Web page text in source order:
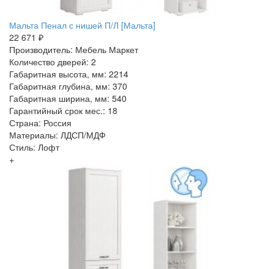
Мальта Пенал с нишей П/Л [Мальта]
22 671 ₽
Производитель: Мебель Маркет
Количество дверей: 2
Габаритная высота, мм: 2214
Габаритная глубина, мм: 370
Габаритная ширина, мм: 540
Гарантийный срок мес.: 18
Страна: Россия
Материалы: ЛДСП/МДФ
Стиль: Лофт
+